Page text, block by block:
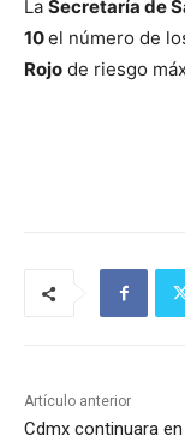
La Secretaría de
10el número de
Rojo de riesgo
Artículo anterior
Cdmx continuara en